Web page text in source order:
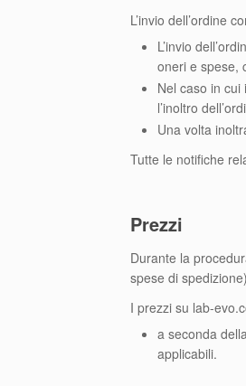
L’invio dell’ordine
L’invio
oneri e spese,
Nel caso in
l’inoltro
Una volta
Tutte le notifiche
Prezzi
Durante la
spese di
I prezzi su lab-
a seconda
applicabili.